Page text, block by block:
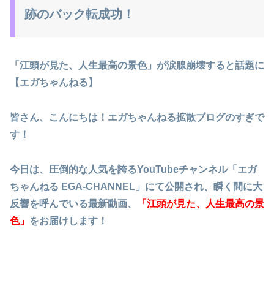
跡のバック転成功！
「江頭が見た、人生最高の景色」が涙腺崩壊すると話題に
【エガちゃんねる】
皆さん、こんにちは！エガちゃんねる拡散ブログのすぎで
す！
今日は、圧倒的な人気を誇るYouTubeチャンネル「エガ
ちゃんねる EGA-CHANNEL」にて公開され、瞬く間に大
反響を呼んでいる最新動画、
「江頭が見た、人生最高の景
色」 をお届けします！